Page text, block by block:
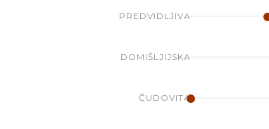
PREDVIDLJIVA
DOMIŠLJIJSKA
ČUDOVITA